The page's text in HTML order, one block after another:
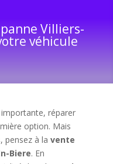
Villiers-
véhicule
réparer
option. Mais
pensez à la vente
Biere. En